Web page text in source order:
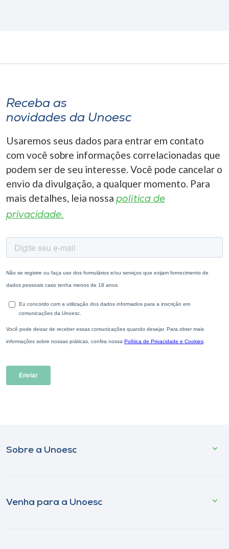
Receba as
novidades da Unoesc
Usaremos seus dados para entrar em contato
com você sobre informações correlacionadas que
podem ser de seu interesse. Você pode cancelar o
envio da divulgação, a qualquer momento. Para
mais detalhes, leia nossa política de
privacidade.
Sobre a Unoesc
Venha para a Unoesc